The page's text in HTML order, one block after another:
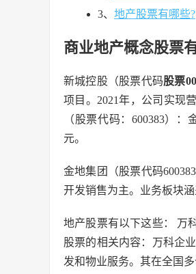
3、 地产股票有哪些?
商业地产概念股票
新城控股（股票代码股票
项目。2021年，公司实现
（股票代码：600383）
元。
金地集团（股票代码
开发销售为主。业务板块
地产股票有以下这些： 万
股票的相关内容：万科企
发和物业服务。其在全国